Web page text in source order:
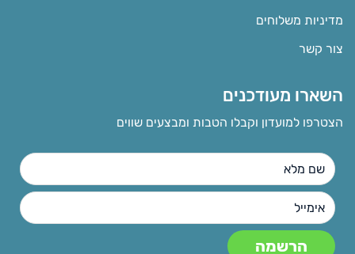
מדיניות משלוחים
צור קשר
השארו מעודכנים
הצטרפו למועדון וקבלו הטבות ומבצעים שווים